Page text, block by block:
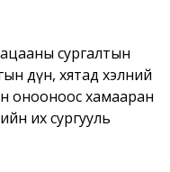
сургалтын
дүн, хятад хэлний
онооноос хамааран
их сургууль